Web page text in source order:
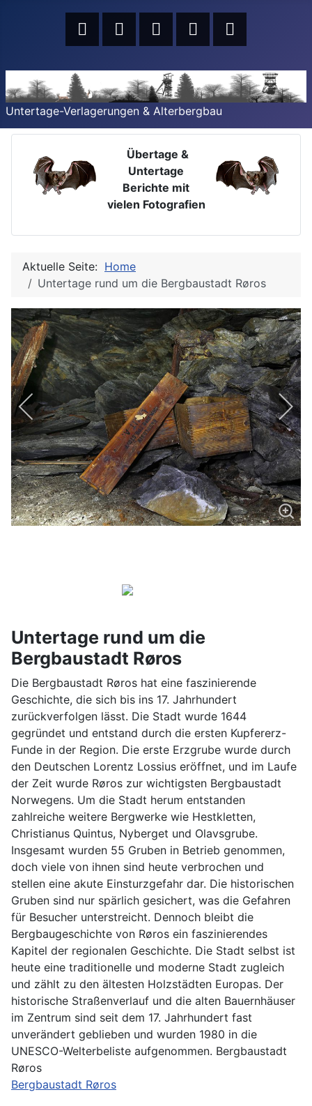
Untertage-Verlagerungen & Alterbergbau
Übertage &
Untertage
Berichte mit
vielen Fotografien
Aktuelle Seite: Home
Untertage rund um die Bergbaustadt Røros
Untertage rund um die
Bergbaustadt Røros
Die Bergbaustadt Røros hat eine faszinierende
Geschichte, die sich bis ins 17. Jahrhundert
zurückverfolgen lässt. Die Stadt wurde 1644
gegründet und entstand durch die ersten Kupfererz-
Funde in der Region. Die erste Erzgrube wurde durch
den Deutschen Lorentz Lossius eröffnet, und im Laufe
der Zeit wurde Røros zur wichtigsten Bergbaustadt
Norwegens. Um die Stadt herum entstanden
zahlreiche weitere Bergwerke wie Hestkletten,
Christianus Quintus, Nyberget und Olavsgrube.
Insgesamt wurden 55 Gruben in Betrieb genommen,
doch viele von ihnen sind heute verbrochen und
stellen eine akute Einsturzgefahr dar. Die historischen
Gruben sind nur spärlich gesichert, was die Gefahren
für Besucher unterstreicht. Dennoch bleibt die
Bergbaugeschichte von Røros ein faszinierendes
Kapitel der regionalen Geschichte. Die Stadt selbst ist
heute eine traditionelle und moderne Stadt zugleich
und zählt zu den ältesten Holzstädten Europas. Der
historische Straßenverlauf und die alten Bauernhäuser
im Zentrum sind seit dem 17. Jahrhundert fast
unverändert geblieben und wurden 1980 in die
UNESCO-Welterbeliste aufgenommen. Bergbaustadt
Røros
Bergbaustadt Røros